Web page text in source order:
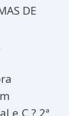
DE
e C ? 2ª